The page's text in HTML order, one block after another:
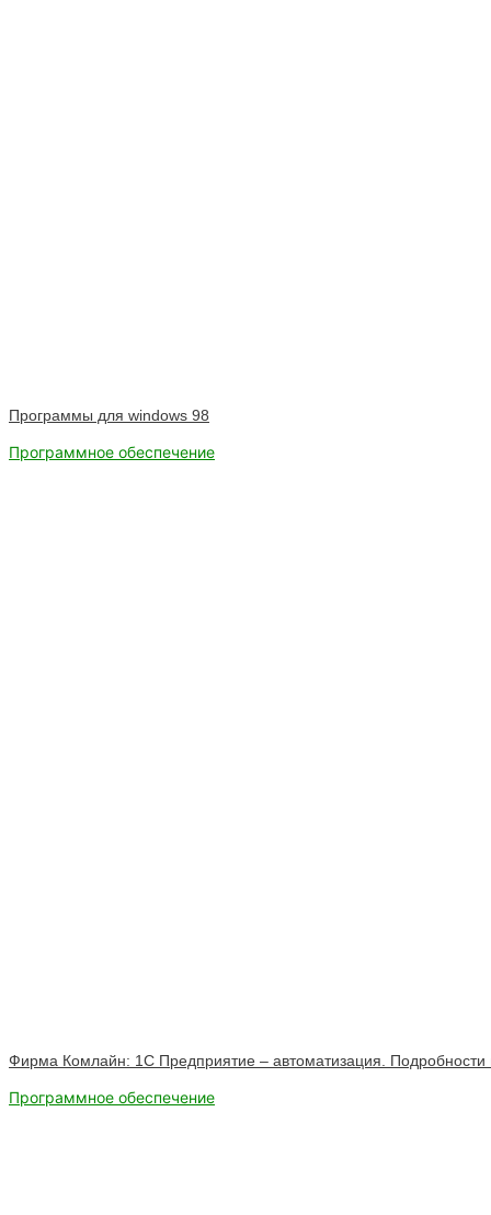
Программы для windows 98
Программное обеспечение
Фирма Комлайн: 1C Предприятие – автоматизация. Подробности
Программное обеспечение